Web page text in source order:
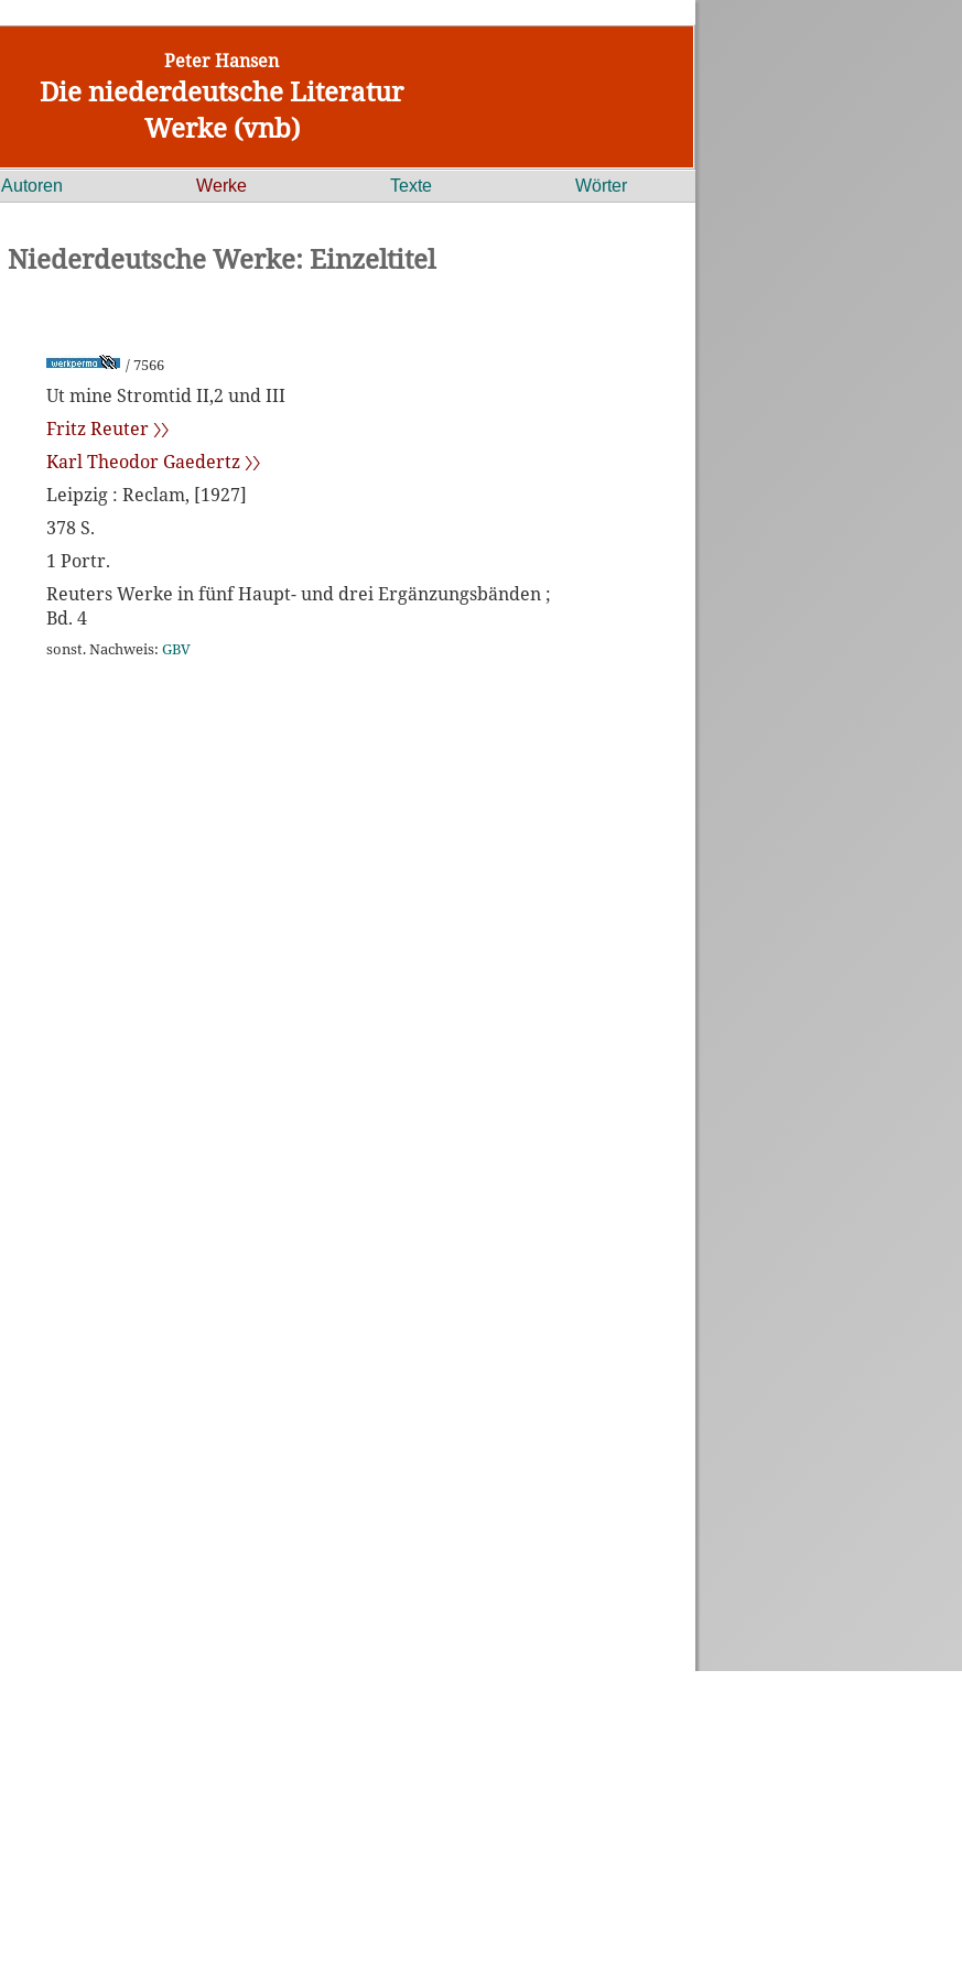
Peter Hansen
Die niederdeutsche Literatur
Werke (vnb)
Autoren Werke Texte Wörter
Niederdeutsche Werke: Einzeltitel
/ 7566
Ut mine Stromtid II,2 und III
Fritz Reuter 〉〉
Karl Theodor Gaedertz 〉〉
Leipzig : Reclam, [1927]
378 S.
1 Portr.
Reuters Werke in fünf Haupt- und drei Ergänzungsbänden ;
Bd. 4
sonst. Nachweis: GBV